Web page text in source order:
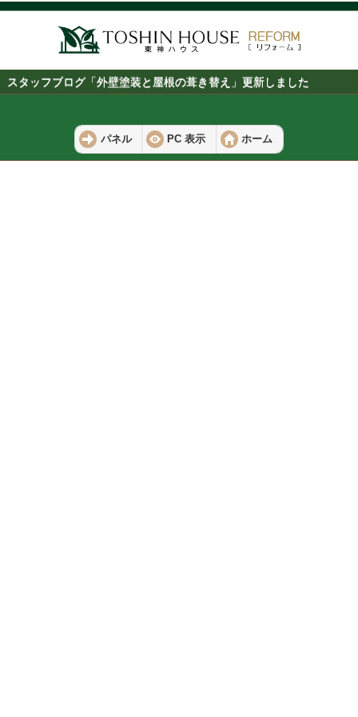
スタッフブログ「外壁塗装と屋根の葺き替え」更新しました
パネル PC 表示 ホーム